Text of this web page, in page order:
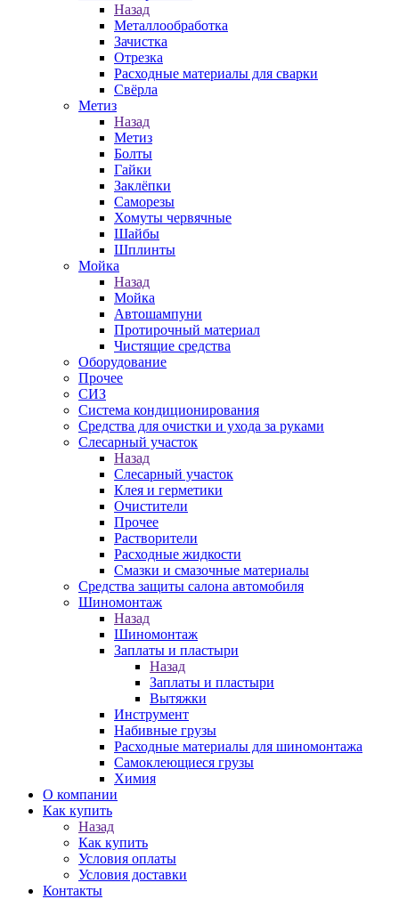
Назад
Металлообработка
Зачистка
Отрезка
Расходные материалы для сварки
Свёрла
Метиз
Назад
Метиз
Болты
Гайки
Заклёпки
Саморезы
Хомуты червячные
Шайбы
Шплинты
Мойка
Назад
Мойка
Автошампуни
Протирочный материал
Чистящие средства
Оборудование
Прочее
СИЗ
Система кондиционирования
Средства для очистки и ухода за руками
Слесарный участок
Назад
Слесарный участок
Клея и герметики
Очистители
Прочее
Растворители
Расходные жидкости
Смазки и смазочные материалы
Средства защиты салона автомобиля
Шиномонтаж
Назад
Шиномонтаж
Заплаты и пластыри
Назад
Заплаты и пластыри
Вытяжки
Инструмент
Набивные грузы
Расходные материалы для шиномонтажа
Самоклеющиеся грузы
Химия
О компании
Как купить
Назад
Как купить
Условия оплаты
Условия доставки
Контакты